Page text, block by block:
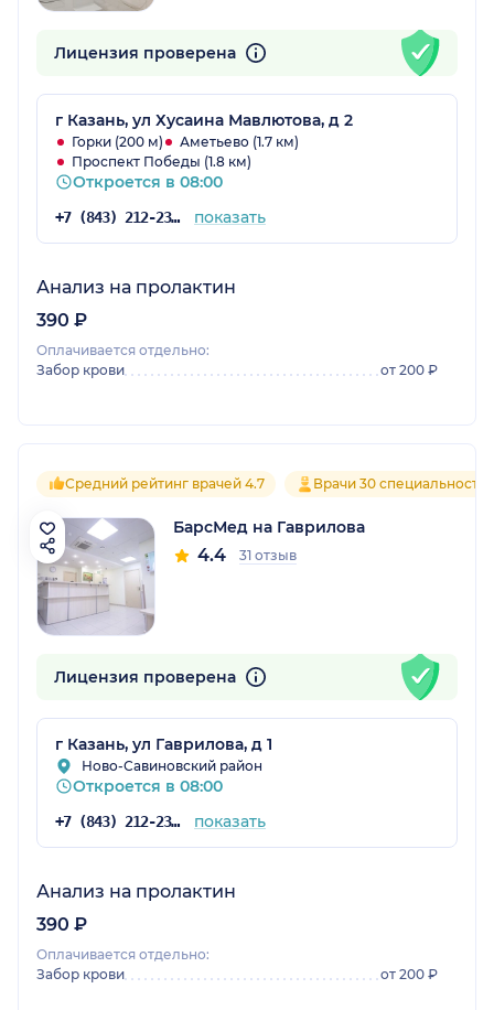
Лицензия проверена
г Казань, ул Хусаина Мавлютова, д 2
Горки (200 м)
Аметьево (1.7 км)
Проспект Победы (1.8 км)
Откроется в 08:00
+7 (843) 212-23-42 показать
Анализ на пролактин
390 ₽
Оплачивается отдельно:
Забор крови
от 200 ₽
Средний рейтинг врачей 4.7 Врачи 30
БарсМед на Гаврилова
4.4 31 отзыв
Лицензия проверена
г Казань, ул Гаврилова, д 1
Ново-Савиновский район
Откроется в 08:00
+7 (843) 212-23-42 показать
Анализ на пролактин
390 ₽
Оплачивается отдельно:
Забор крови
от 200 ₽